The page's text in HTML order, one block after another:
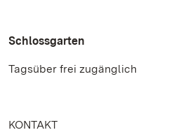
Schlossgarten
Tagsüber frei zugänglich
KONTAKT